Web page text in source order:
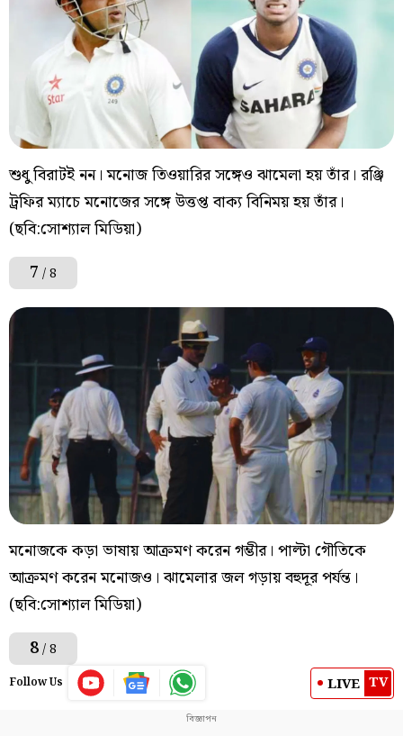
শুধু বিরাটই নন। মনোজ তিওয়ারির সঙ্গেও ঝামেলা হয় তাঁর। রঞ্জি
ট্রফির ম্যাচে মনোজের সঙ্গে উত্তপ্ত বাক্য বিনিময় হয় তাঁর।
(ছবি:সোশ্যাল মিডিয়া)
7 / 8
মনোজকে কড়া ভাষায় আক্রমণ করেন গম্ভীর। পাল্টা গৌতিকে
আক্রমণ করেন মনোজও। ঝামেলার জল গড়ায় বহুদূর পর্যন্ত।
(ছবি:সোশ্যাল মিডিয়া)
8/ 8
Follow Us LIVE TV